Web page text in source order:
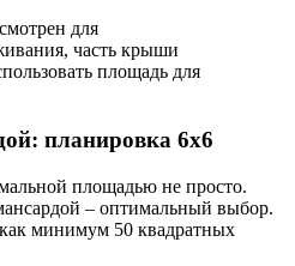
для
часть крыши
площадь для
планировка 6х6
площадью не просто.
– оптимальный выбор.
минимум 50 квадратных